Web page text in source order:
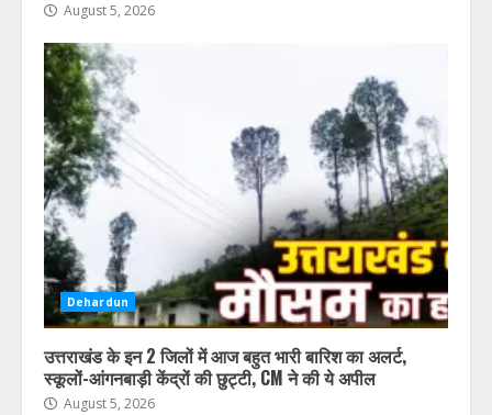
August 5, 2026
Dehardun
उत्तराखंड के इन 2 जिलों में आज बहुत भारी बारिश का अलर्ट,
स्कूलों-आंगनबाड़ी केंद्रों की छुट्टी, CM ने की ये अपील
August 5, 2026